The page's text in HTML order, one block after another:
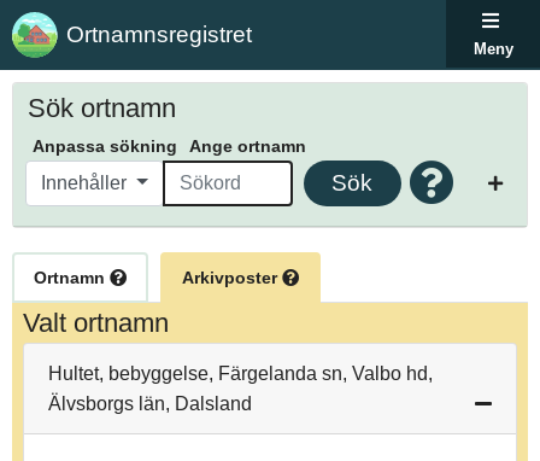
Ortnamnsregistret
Meny
Sök ortnamn
Anpassa sökning Ange ortnamn
Innehåller Sök
Ortnamn Arkivposter
Valt ortnamn
Hultet, bebyggelse, Färgelanda sn, Valbo hd,
Älvsborgs län, Dalsland